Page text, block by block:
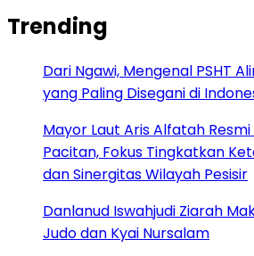
Trending
Dari Ngawi, Mengenal PSHT
yang Paling Disegani di
Mayor Laut Aris Alfatah
Pacitan, Fokus Tingkatkan
dan Sinergitas Wilayah Pesisir
Danlanud Iswahjudi Ziarah
Judo dan Kyai Nursalam